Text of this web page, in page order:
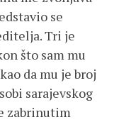
se
Tri je
što sam mu
da mu je broj
sarajevskog
zabrinutim